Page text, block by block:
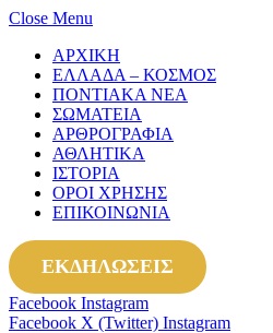
Close Menu
ΑΡΧΙΚΗ
ΕΛΛΑΔΑ – ΚΟΣΜΟΣ
ΠΟΝΤΙΑΚΑ ΝΕΑ
ΣΩΜΑΤΕΙΑ
ΑΡΘΡΟΓΡΑΦΙΑ
ΑΘΛΗΤΙΚΑ
ΙΣΤΟΡΙΑ
ΟΡΟΙ ΧΡΗΣΗΣ
ΕΠΙΚΟΙΝΩΝΙΑ
ΕΚΔΗΛΩΣΕΙΣ
Facebook Instagram
Facebook X (Twitter) Instagram